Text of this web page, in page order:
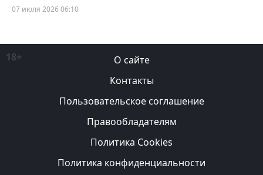
07 июля 2026 06:10
18+
О сайте
Контакты
Пользовательское соглашение
Правообладателям
Политика Cookies
Политика конфиденциальности